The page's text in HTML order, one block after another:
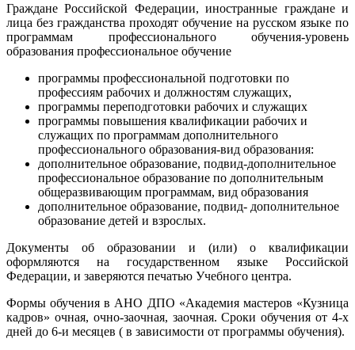
Граждане Российской Федерации, иностранные граждане и
лица без гражданства проходят обучение на русском языке по
программам профессионального обучения-уровень
образования профессиональное обучение
программы профессиональной подготовки по
профессиям рабочих и должностям служащих,
программы переподготовки рабочих и служащих
программы повышения квалификации рабочих и
служащих по программам дополнительного
профессионального образования-вид образования:
дополнительное образование, подвид-дополнительное
профессиональное образование по дополнительным
общеразвивающим программам, вид образования
дополнительное образование, подвид- дополнительное
образование детей и взрослых.
Документы об образовании и (или) о квалификации
оформляются на государственном языке Российской
Федерации, и заверяются печатью Учебного центра.
Формы обучения в АНО ДПО «Академия мастеров «Кузница
кадров» очная, очно-заочная, заочная. Сроки обучения от 4-х
дней до 6-и месяцев ( в зависимости от программы обучения).